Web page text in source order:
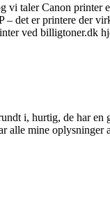
taler Canon printer
det er printere der
ved billigtoner.dk
i, hurtig, de har en
alle mine oplysninger